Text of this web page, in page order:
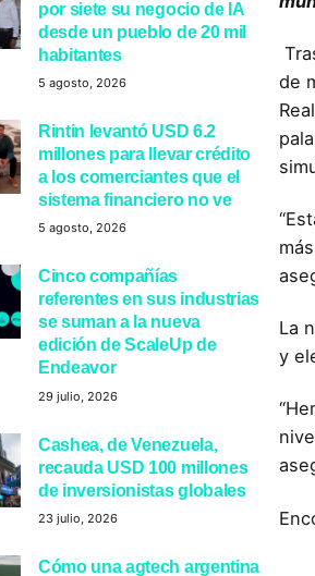
por siete su negocio de IA
desde un pueblo de 20 mil
habitantes
5 agosto, 2026
Rintin levantó USD 6.2
millones para llevar crédito
a los comerciantes que el
sistema financiero no ve
5 agosto, 2026
Cinco compañías
referentes en sus industrias
se suman a la nueva
edición de ScaleUp de
Endeavor
29 julio, 2026
Cashea, de Venezuela,
recauda USD 100 millones
de inversionistas globales
23 julio, 2026
Cómo una agtech argentina
de
La
y